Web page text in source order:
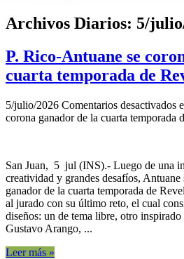
Archivos Diarios: 5/
P. Rico-Antuane se
cuarta temporada de
5/julio/2026 Comentarios desactivados
corona ganador de la cuarta temporada
San Juan, 5 jul (INS).- Luego de una
creatividad y grandes desafíos,
ganador de la cuarta temporada de
al jurado con su último reto, el cual
diseños: un de tema libre, otro
Gustavo Arango, ...
Leer más »